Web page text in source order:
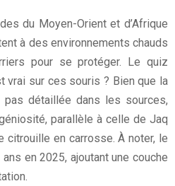
du Moyen-Orient et d’Afrique
à des environnements chauds
pour se protéger. Le quiz
vrai sur ces souris ? Bien que la
détaillée dans les sources,
parallèle à celle de Jaq
citrouille en carrosse. À noter, le
en 2025, ajoutant une couche